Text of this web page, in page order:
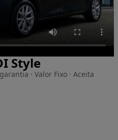
Style
· Valor Fixo · Aceita